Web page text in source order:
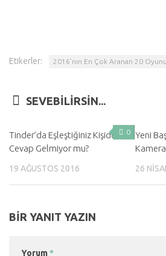
Etikerler: 2016’nın En Çok Aranan 20 Oyunu
SEVEBILIRSIN...
0
Tinder’da Eşleştiğiniz Kişiden
Cevap Gelmiyor mu?
19 AĞUSTOS 2016
Yeni
26
BIR YANIT YAZIN
Yorum *